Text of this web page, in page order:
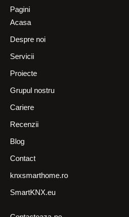
Pagini
Acasa
Despre noi
Servicii
Proiecte
Grupul nostru
Cariere
Recenzii
Blog
Contact
knxsmarthome.ro
SmartKNX.eu